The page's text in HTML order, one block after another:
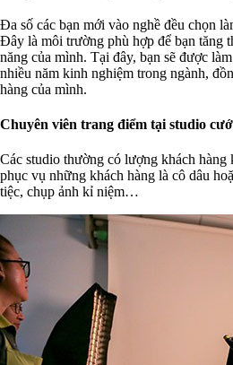
Đa số các bạn mới vào nghề đều chọn
Đây là môi trường phù hợp để bạn tăng
năng của mình. Tại đây, bạn sẽ được
nhiều năm kinh nghiệm trong ngành,
hàng của mình.
Chuyên viên trang điểm tại studio
Các studio thường có lượng khách hàng
phục vụ những khách hàng là cô dâu
tiệc, chụp ảnh kỉ niệm…